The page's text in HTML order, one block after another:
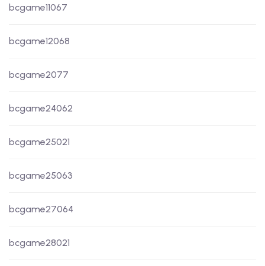
bcgame11067
bcgame12068
bcgame2077
bcgame24062
bcgame25021
bcgame25063
bcgame27064
bcgame28021